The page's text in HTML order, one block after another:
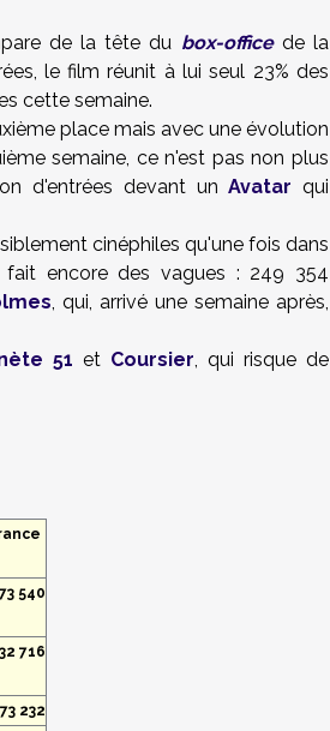
de la tête du box-officede la
le film réunit à lui seul 23% des
cette semaine.
place mais avec une évolution
semaine, ce n'est pas non plus
d'entrées devant unAvatar qui
cinéphiles qu'une fois dans
fait encore des vagues : 249 354
, qui, arrivé une semaine après,
51 et Coursier, qui risque de
540
716
232